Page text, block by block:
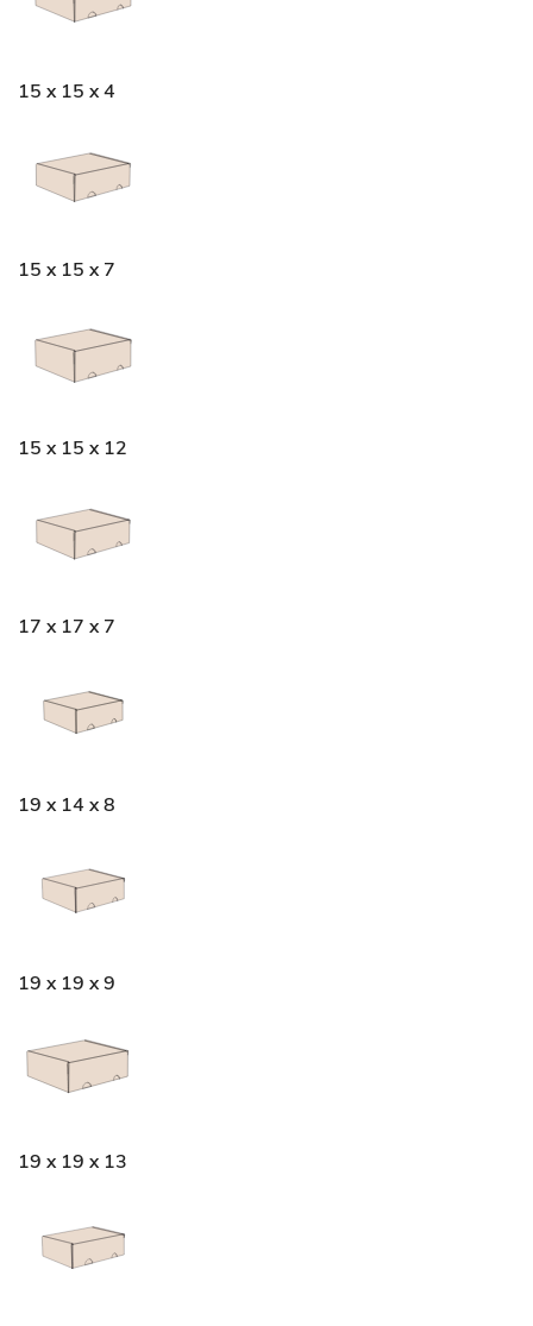
15 x 15 x 4
15 x 15 x 7
15 x 15 x 12
17 x 17 x 7
19 x 14 x 8
19 x 19 x 9
19 x 19 x 13